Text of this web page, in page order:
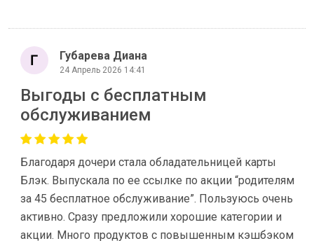
Губарева Диана
24 Апрель 2026 14:41
Выгоды с бесплатным
обслуживанием
Благодаря дочери стала обладательницей карты
Блэк. Выпускала по ее ссылке по акции “родителям
за 45 бесплатное обслуживание”. Пользуюсь очень
активно. Сразу предложили хорошие категории и
акции. Много продуктов с повышенным кэшбэком